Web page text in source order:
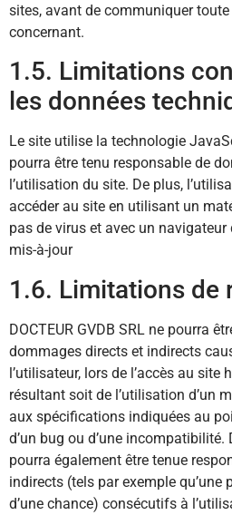
sites, avant de communiquer
concernant.
1.5. Limitations
les données
Le site utilise la technologie
pourra être tenu responsable de
l’utilisation du site. De plus,
accéder au site en utilisant un
pas de virus et avec un navigateur
mis-à-jour
1.6. Limitations de
DOCTEUR GVDB SRL ne pourra
dommages directs et indirects
l’utilisateur, lors de l’accès au
résultant soit de l’utilisation d’un
aux spécifications indiquées au
d’un bug ou d’une incompatibilité.
pourra également être tenue
indirects (tels par exemple qu’une
d’une chance) consécutifs à